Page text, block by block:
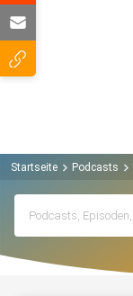
Startseite Podcasts